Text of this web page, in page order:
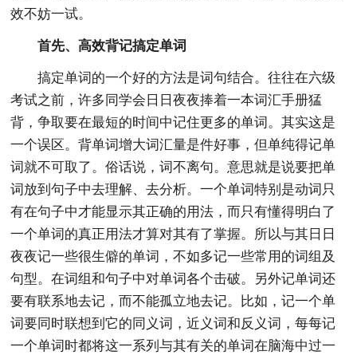
效不妨一试。
首先、高效背记搞定单词
搞定单词的一个好的方法是词句结合。往往在六级
考试之前，许多同学会日日夜夜捧着一本词汇手册猛
背，争取要在最短的时间中记住更多的单词。其实这是
一个误区。背单词增大词汇量是件好事，但单纯得记单
词就不可取了。俗话说，词不离句。意思就是说要把单
词放到句子中去理解、去分析。一个单词特别是动词只
有在句子中才能显示其正确的用法，而只有懂得明白了
一个单词的真正用法才算对其有了掌握。所以与其日日
夜夜记一些很生僻的单词，不如多记一些常用的词组及
句型。在词组和句子中对单词各个击破。另外记单词还
要有联系地去记，而不能孤立地去记。比如，记一个单
词要同时联想到它的同义词，近义词和反义词，每每记
一个单词时都将这一系列与其有关的单词在脑海中过一